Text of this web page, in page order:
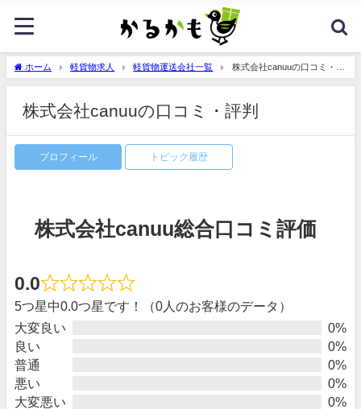
ホーム 軽貨物求人 軽貨物運送会社一覧
株式会社canuuの口コミ・評
判
株式会社canuuの口コミ・評判
プロフィール トピック履歴
株式会社canuu総合口コミ評価
0.0
5つ星中0.0つ星です！（0人のお客様のデータ）
大変良い
0%
良い
0%
普通
0%
悪い
0%
大変悪い
0%